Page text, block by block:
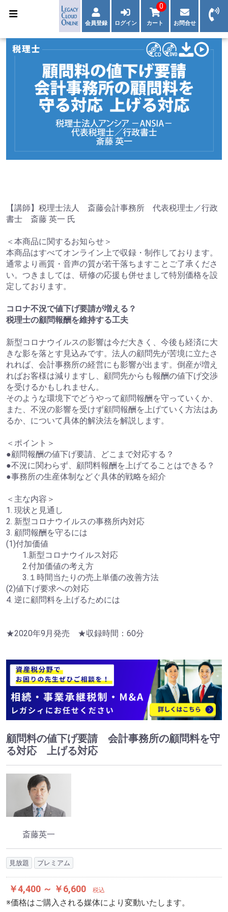
会員登録 ログイン カート
0
お問合せ
【講師】税理士法人 斎藤会計事務所 代表税理士／行政
書士 斎藤 英一 氏
＜本商品に関するお知らせ＞
本商品はすべてオンライン上で収録・制作しております。
通常より画質・音声の質が若干落ちますことご了承くださ
い。つきましては、研修の応援も併せまして特別価格を設
定しております。
コロナ不況で値下げ要請が増える？
税理士の顧問報酬を維持する工夫
新型コロナウイルスの影響は今だ大きく、今後も経済に大
きな影を落とす見込みです。法人の顧問先が苦境に立たさ
れれば、会計事務所の経営にも影響が出ます。倒産が増え
ればお客様は減りますし、顧問先からも報酬の値下げ交渉
を受けるかもしれません。
そのような環境下でどうやって顧問報酬を守っていくか、
また、不況の影響を受けず顧問報酬を上げていく方法はあ
るか、について具体的解決法を解説します。
＜ポイント＞
●顧問報酬の値下げ要請、どこまで対応する？
●不況に関わらず、顧問料報酬を上げてることはできる？
●事務所の生産体制などぐ具体的戦略を紹介
＜主な内容＞
1. 現状と見通し
2. 新型コロナウイルスの事務所内対応
3. 顧問報酬を守るには
(1)付加価値
1.新型コロナウイルス対応
2.付加価値の考え方
3.１時間当たりの売上単価の改善方法
(2)値下げ要求への対応
4. 逆に顧問料を上げるためには
★2020年9月発売 ★収録時間：60分
顧問料の値下げ要請 会計事務所の顧問料を守
る対応 上げる対応
斎藤英一
見放題 プレミアム
￥4,400 ～ ￥6,600 税込
※価格はご購入される媒体により変動いたします。